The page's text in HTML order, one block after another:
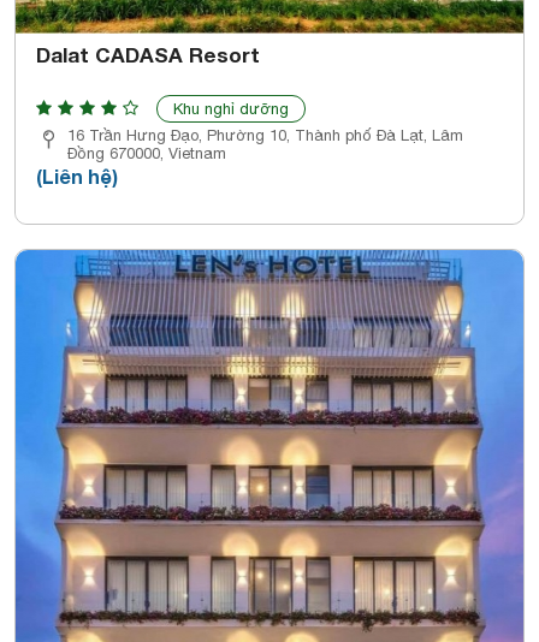
Dalat CADASA Resort
Khu nghỉ dưỡng
16 Trần Hưng Đạo, Phường 10, Thành phố Đà Lạt, Lâm
Đồng 670000, Vietnam
(Liên hệ)